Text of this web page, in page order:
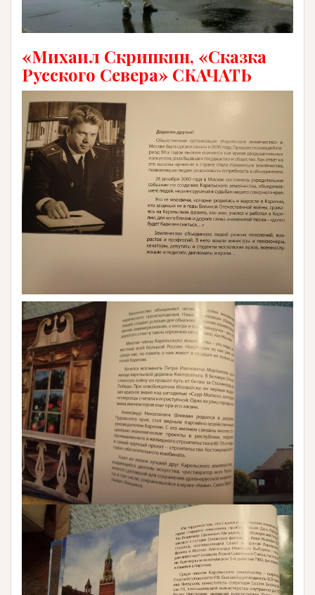
«Михаил Скрипкин, «Сказка
Русского Севера» СКАЧАТЬ